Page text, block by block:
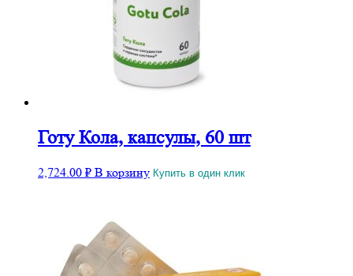
Готу Кола, капсулы, 60 шт
2,724.00 ₽ В корзину Купить в один клик